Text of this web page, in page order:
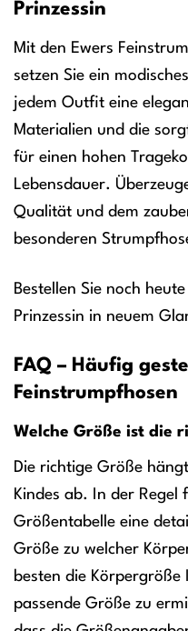
Prinzessin
Mit den Ewers
setzen Sie ein
jedem Outfit eine
Materialien und die
für einen hohen
Lebensdauer.
Qualität und dem
besonderen
Bestellen Sie noch
Prinzessin in neuem
FAQ – Häufig
Feinstrumpfhosen
Welche Größe ist die
Die richtige Größe
Kindes ab. In der Regel
Größentabelle eine
Größe zu welcher
besten die Körpergröße
passende Größe zu